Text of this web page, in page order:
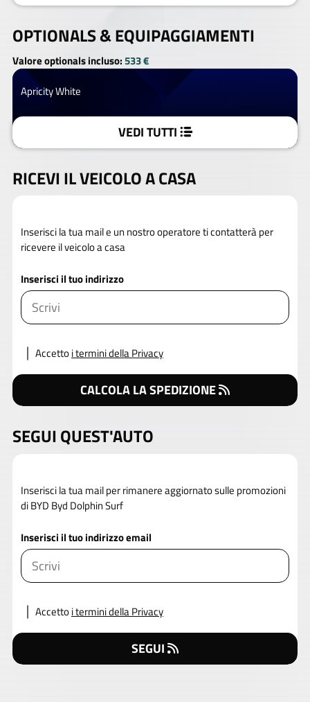
OPTIONALS &EQUIPAGGIAMENTI
Valore optionals incluso:533 €
Apricity White
VEDI TUTTI
RICEVI IL VEICOLO A CASA
Inserisci la tua mail e un nostro operatore ti contatterà per
ricevere il veicolo a casa
Inserisci il tuo indirizzo
Accettoi termini della Privacy
CALCOLA LA SPEDIZIONE
SEGUI QUEST'AUTO
Inserisci la tua mail per rimanere aggiornato sulle promozioni
di BYD Byd Dolphin Surf
Inserisci il tuo indirizzo email
Accettoi termini della Privacy
SEGUI